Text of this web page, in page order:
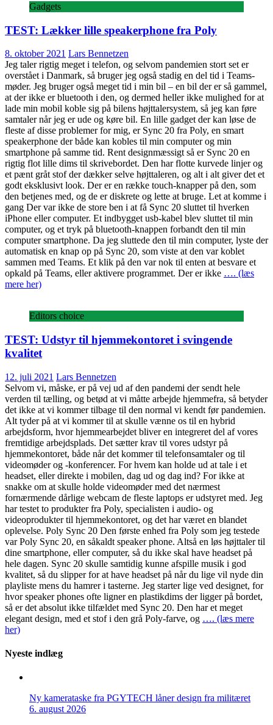
Gadgets
TEST: Lækker lille speakerphone fra Poly
8. oktober 2021 Lars Bennetzen
Jeg taler rigtig meget i telefon, og selvom pandemien stort set er
overstået i Danmark, så bruger jeg også stadig en del tid i Teams-
møder. Jeg bruger også meget tid i min bil – en bil der er så gammel,
at der ikke er bluetooth i den, og dermed heller ikke mulighed for at
lade min mobil koble sig på bilens højttalersystem, så jeg kan føre
samtaler når jeg er ude og køre bil. En lille gadget der kan løse de
fleste af disse problemer for mig, er Sync 20 fra Poly, en smart
speakerphone der både kan kobles til min computer og min
smartphone på samme tid. Rent designmæssigt så er Sync 20 en
rigtig flot lille dims til skrivebordet. Den har flotte kurvede linjer og
et pænt gråt stof der dækker selve højttaleren, og alt i alt giver det et
godt eksklusivt look. Der er en række touch-knapper på den, som
den betjenes med, og de er diskrete og lette at bruge. Let at komme i
gang Der var ikke de store ben i at få Sync 20 sluttet til hverken
iPhone eller computer. Et indbygget usb-kabel blev sluttet til min
computer, og et tryk på bluetooth-knappen forbandt den til min
computer smartphone. Da jeg sluttede den til min computer, lyste der
automatisk en knap op på Sync 20, som viste at den var koblet
sammen med Teams. Et klik på den var nok til enten at besvare et
opkald på Teams, eller aktivere programmet. Der er ikke …. (læs
mere her)
Editors choice
TEST: Udstyr til hjemmekontoret i svingende
kvalitet
12. juli 2021 Lars Bennetzen
Selvom vi, måske, er på vej ud af den pandemi der sendt hele
verden til tælling, og betød at vi måtte arbejde hjemmefra, så betyder
det ikke at vi kommer tilbage til den normal vi kendt før pandemien.
Alt tyder på at vi kommer til at skulle vænne os til en hybrid
arbejdsform, hvor hjemmearbejdet bliver en integreret del af vores
fremtidige arbejdsplads. Det sætter krav til vores udstyr på
hjemmekontoret, både når det kommer til telefonsamtaler og til
videomøder og -konferencer. For hvem kan holde ud at tale i et
headset, eller direkte i mobilen, dag ud og dag ind? For ikke at
snakke om at skulle holde videomøder med det nærmest
fornærmende dårlige webcam de fleste laptops er udstyret med. Jeg
har testet to produkter fra Poly, specialisten i audio- og
videoprodukter til hjemmekontoret, og det har været en blandet
oplevelse. Poly Sync 20 Den første enhed fra Poly som jeg testede
var Poly Sync 20, en såkaldt speaker phone. Altså en løs højttaler til
dine smartphone, eller computer, så du ikke skal have headset på
hele dagen. Sync 20 skulle samtidig kunne afspille musik i god
kvalitet, så du slipper for at have headset på når du lige vil nyde din
playliste mens du hamrer i tasterne. Jeg starter lige ved designet, for
hvor speaker phones ofte ligner en plastikdims der ligger på bordet,
så er det absolut ikke tilfældet med Sync 20. Den har et meget
elegant design, med et stof i den grå Poly-farve, og …. (læs mere
her)
Nyeste indlæg
Ny kamerataske fra PGYTECH låner design fra militæret
6. august 2026